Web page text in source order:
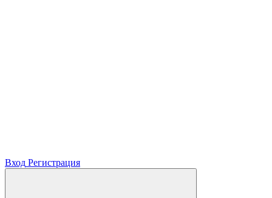
Вход Регистрация